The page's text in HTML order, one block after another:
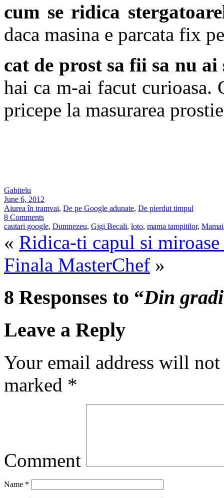
cum se ridica
daca masina e parcata fix
cat de prost sa fii sa nu
hai ca m-ai facut curioasa.
pricepe la masurarea
Gabitelu
June 6, 2012
Aiurea în tramvai, De pe Google adunate, De pierdut timpul
8 Comments
cautari google, Dumnezeu, Gigi Becali, loto, mama tampitilor,
« Ridica-ti capul si
Finala MasterChef »
8 Responses to “Din
Leave a Reply
Your email address will
marked *
Comment
Name *